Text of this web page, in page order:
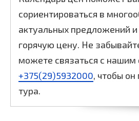
сориентироваться в
актуальных предложений
горячую цену. Не
можете связаться с
+375(29)5932000, чтобы
тура.